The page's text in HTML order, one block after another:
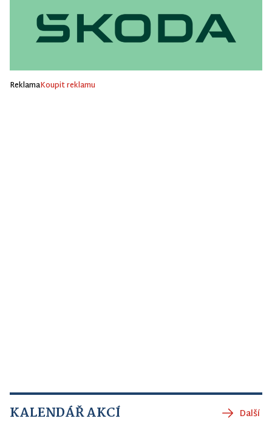
ReklamaKoupit reklamu
KALENDÁŘ AKCÍ Další